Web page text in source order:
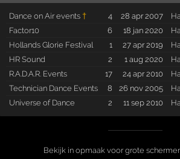
Dance on Air events † 4 28 apr 2007
Factor10
6 18 jan 2020
Hollands Glorie Festival
1 27 apr 2019
HR Sound
2 1 aug 2020
R.A.D.A.R. Events
17 24 apr 2010
Technician Dance Events
8 26 nov 2005
Universe of Dance
2 11 sep 2010
Bekijk in opmaak voor grote